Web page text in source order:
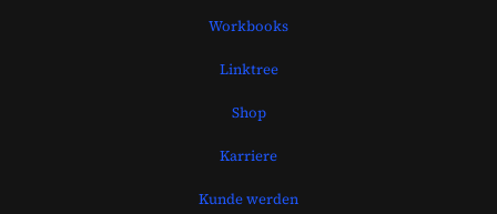
Workbooks
Linktree
Shop
Karriere
Kunde werden